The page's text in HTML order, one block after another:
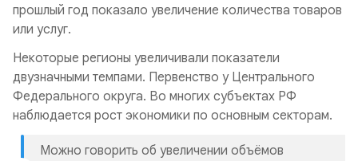
прошлый год показало увеличение количества товаров
или услуг.
Некоторые регионы увеличивали показатели
двузначными темпами. Первенство у Центрального
Федерального округа. Во многих субъектах РФ
наблюдается рост экономики по основным секторам.
Можно говорить об увеличении объёмов